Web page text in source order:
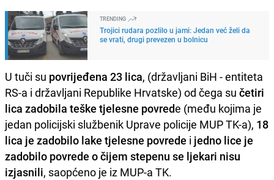
TRENDING
Trojici rudara pozlilo u jami: Jedan već želi da
se vrati, drugi prevezen u bolnicu
U tuči su povrijeđena 23 lica, (državljani BiH - entiteta
RS-a i državljani Republike Hrvatske) od čega su četiri
lica zadobila teške tjelesne povrede (među kojima je
jedan policijski službenik Uprave policije MUP TK-a), 18
lica je zadobilo lake tjelesne povrede i jedno lice je
zadobilo povrede o čijem stepenu se ljekari nisu
izjasnili, saopćeno je iz MUP-a TK.